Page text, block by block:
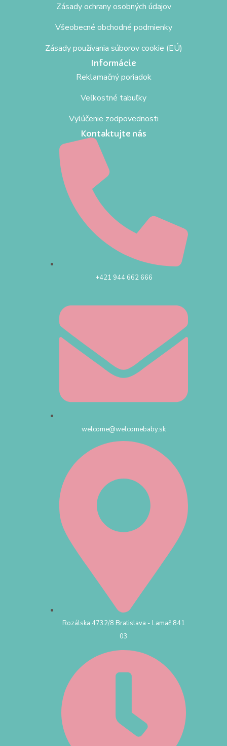
Zásady ochrany osobných údajov
Všeobecné obchodné podmienky
Zásady používania súborov cookie (EÚ)
Informácie
Reklamačný poriadok
Veľkostné tabuľky
Vylúčenie zodpovednosti
Kontaktujte nás
+421 944 662 666
welcome@welcomebaby.sk
Rozálska 4732/8 Bratislava - Lamač 841
03